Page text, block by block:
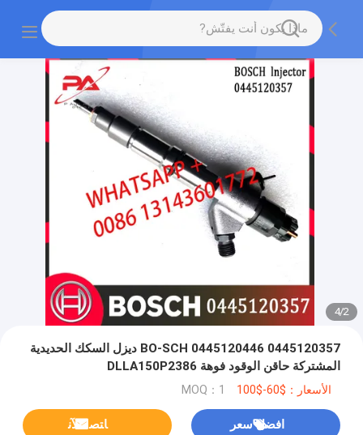
2
/
4
0445120357 0445120446 BO-SCH ديزل السكك الحديدية
المشتركة حاقن الوقود فوهة DLLA150P2386
الأسعار：$60-$100 MOQ：1
افضل سعر ﺎﺘﺼﻟ ﺍﻶﻧ